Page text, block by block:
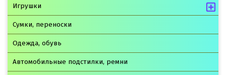
Игрушки
Сумки, переноски
Одежда, обувь
Автомобильные подстилки, ремни